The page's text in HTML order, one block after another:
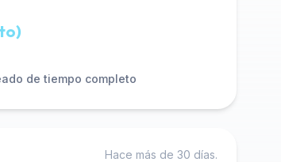
de tiempo completo
Hace más de 30 días.